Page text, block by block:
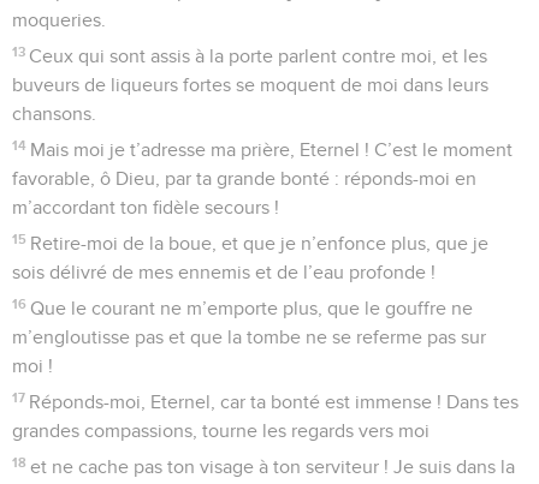
moqueries.
13 Ceux qui sont assis à la porte parlent contre moi, et les
buveurs de liqueurs fortes se moquent de moi dans leurs
chansons.
14 Mais moi je t’adresse ma prière, Eternel ! C’est le moment
favorable, ô Dieu, par ta grande bonté : réponds-moi en
m’accordant ton fidèle secours !
15 Retire-moi de la boue, et que je n’enfonce plus, que je
sois délivré de mes ennemis et de l’eau profonde !
16 Que le courant ne m’emporte plus, que le gouffre ne
m’engloutisse pas et que la tombe ne se referme pas sur
moi !
17 Réponds-moi, Eternel, car ta bonté est immense ! Dans tes
grandes compassions, tourne les regards vers moi
18 et ne cache pas ton visage à ton serviteur ! Je suis dans la